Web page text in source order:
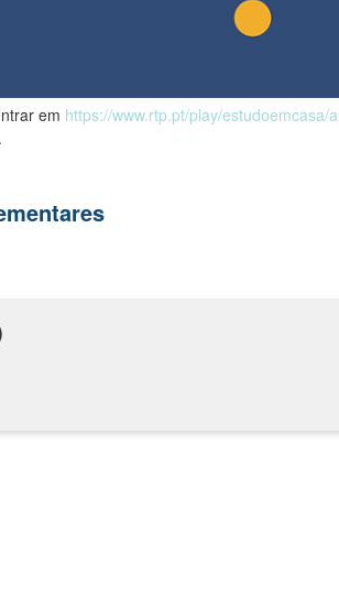
em https://www.rtp.pt/play/estudoemcasa/